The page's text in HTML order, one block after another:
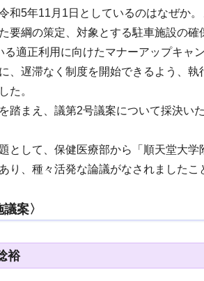
和5年11月1日としているのはなぜか
要綱の策定、対象とする駐車施設の
適正利用に向けたマナーアップキャ
、遅滞なく制度を開始できるよう、
た。
踏まえ、議第2号議案について採決
として、保健医療部から「順天堂大
り、種々活発な論議がなされました
案〉
裕